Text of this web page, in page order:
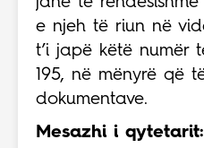
e njeh të riun në
t’i japë këtë numër
195, në mënyrë që
dokumentave.
Mesazhi i qytetarit: